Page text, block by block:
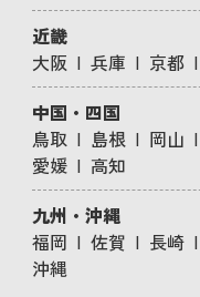
近畿
大阪
兵庫 京都
中国・四国
鳥取
島根 岡山
愛媛
高知
九州・沖縄
福岡
佐賀 長崎
沖縄